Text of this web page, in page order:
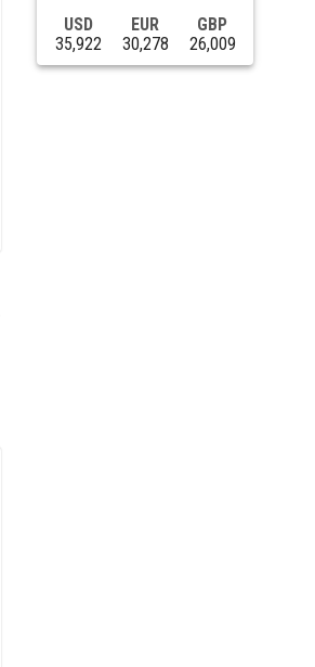
USD
35,922
EUR
30,278
GBP
26,009